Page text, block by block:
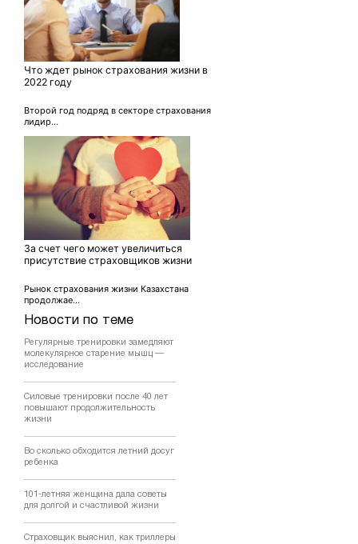
Новости по теме
Регулярные тренировки замедляют
молекулярное старение мышц —
исследование
Силовые тренировки после 40 лет
повышают продолжительность
жизни
Во сколько обходится летний досуг
ребенка
101-летняя женщина дала советы
для долгой и счастливой жизни
Страховщик выяснил, как триллеры
Что ждет рынок страхования жизни в
2022 году
Второй год подряд в секторе страхования
лидир...
За счет чего может увеличиться
присутствие страховщиков жизни
Рынок страхования жизни Казахстана
продолжае...